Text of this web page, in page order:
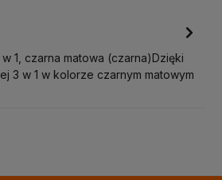
1, czarna matowa (czarna)Dzięki
3 w 1 w kolorze czarnym matowym